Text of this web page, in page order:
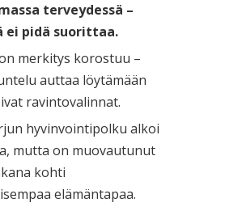
terveydessä –
pidä suorittaa.
merkitys korostuu –
auttaa löytämään
ravintovalinnat.
hyvinvointipolku alkoi
mutta on muovautunut
kohti
elämäntapaa.